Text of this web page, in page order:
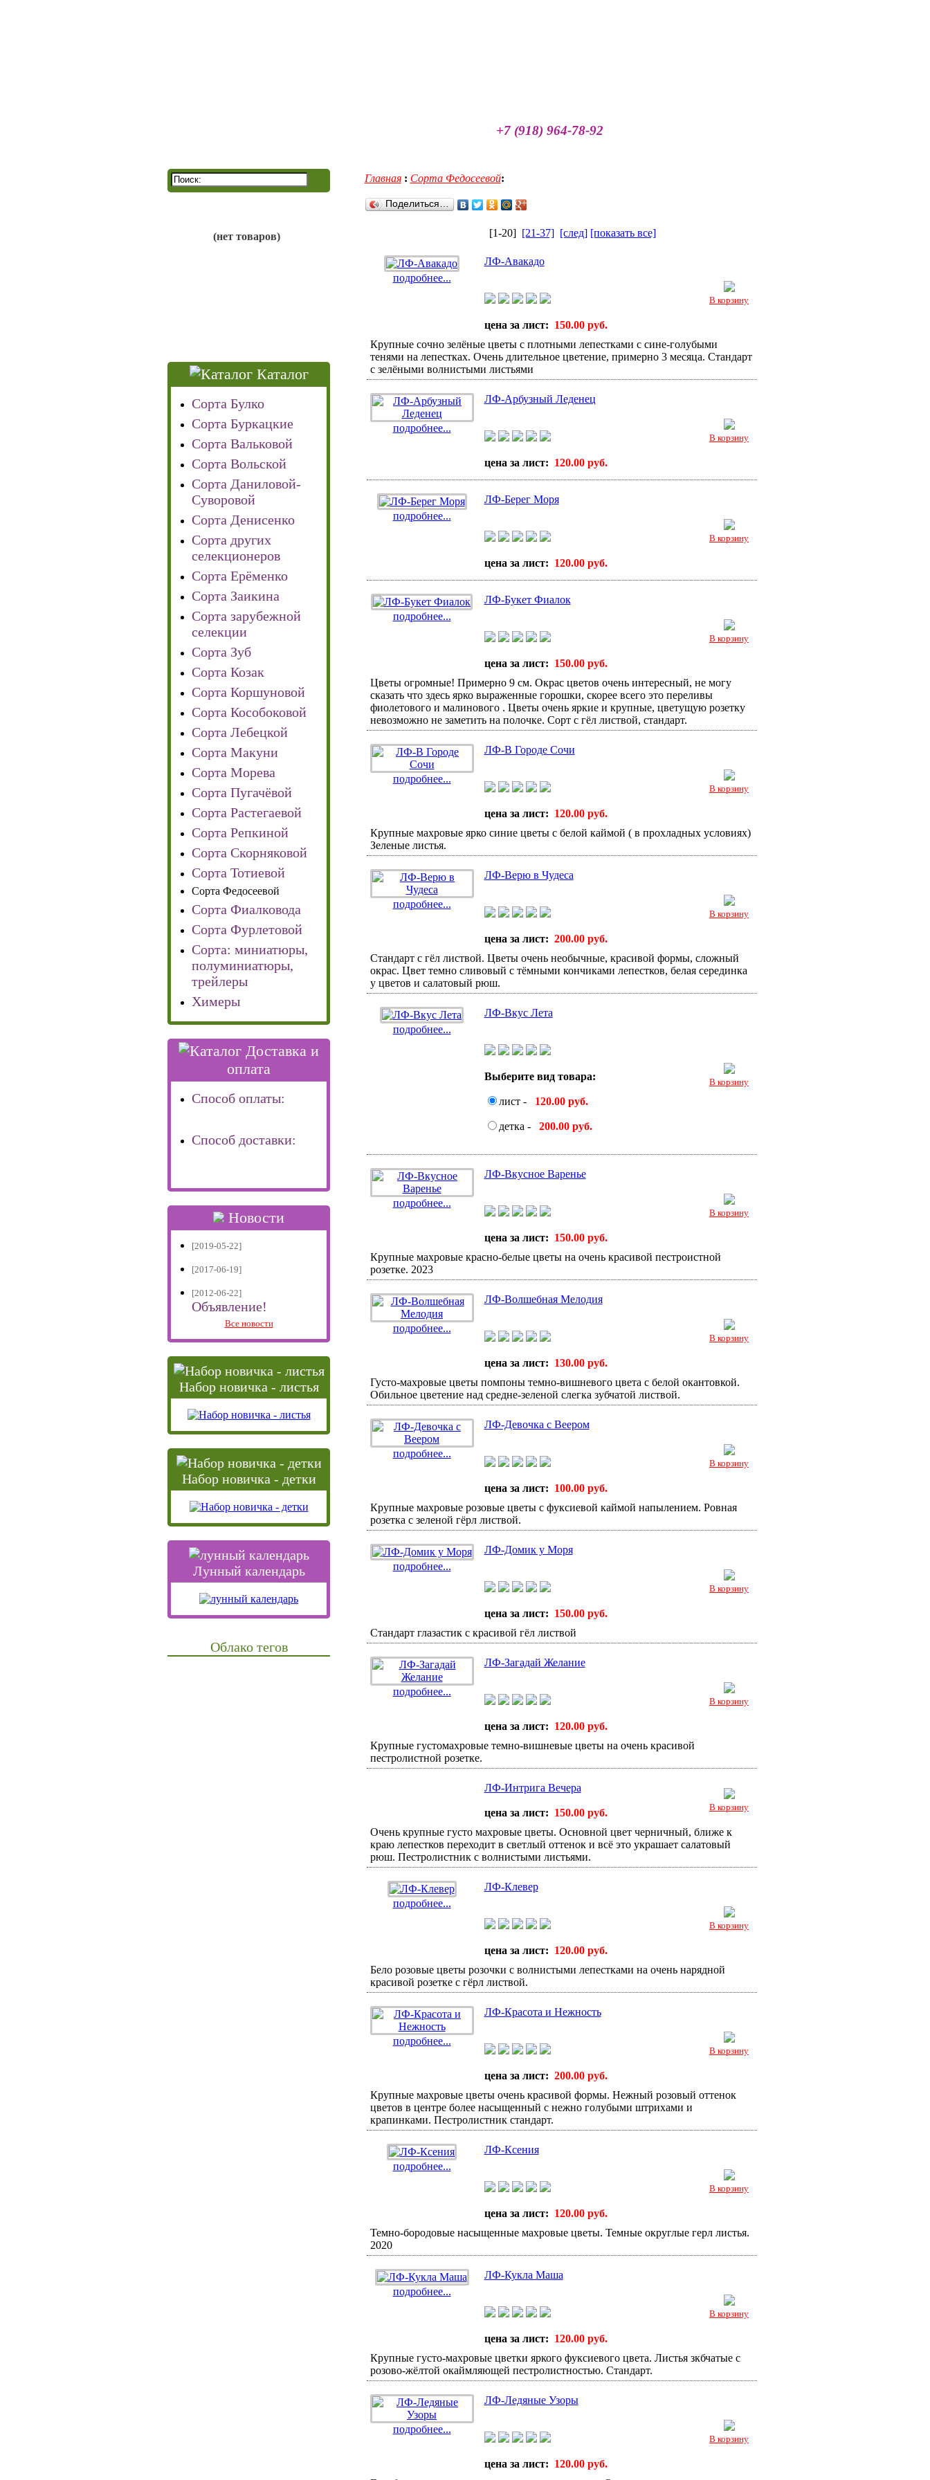
+7 (918) 964-78-92
(нет товаров)
Каталог
Сорта Булко
Сорта Буркацкие
Сорта Вальковой
Сорта Вольской
Сорта Даниловой-
Суворовой
Сорта Денисенко
Сорта других
селекционеров
Сорта Ерёменко
Сорта Заикина
Сорта зарубежной
селекции
Сорта Зуб
Сорта Козак
Сорта Коршуновой
Сорта Кособоковой
Сорта Лебецкой
Сорта Макуни
Сорта Морева
Сорта Пугачёвой
Сорта Растегаевой
Сорта Репкиной
Сорта Скорняковой
Сорта Тотиевой
Сорта Федосеевой
Сорта Фиалковода
Сорта Фурлетовой
Сорта: миниатюры,
полуминиатюры,
трейлеры
Химеры
Доставка и
оплата
Способ оплаты:
Способ доставки:
Новости
[2019-05-22]
[2017-06-19]
[2012-06-22]
Объявление!
Все новости
Набор новичка - листья
Набор новичка - детки
Лунный календарь
Облако тегов
Главная: Сорта Федосеевой:
Поделиться…
[1-20] [21-37] [след] [показать все]
подробнее...
ЛФ-Авакадо
цена за лист: 150.00 руб.
В корзину
Крупные сочно зелёные цветы с плотными лепестками с сине-голубыми
тенями на лепестках. Очень длительное цветение, примерно 3 месяца. Стандарт
с зелёными волнистыми листьями
подробнее...
ЛФ-Арбузный Леденец
цена за лист: 120.00 руб.
В корзину
подробнее...
ЛФ-Берег Моря
цена за лист: 120.00 руб.
В корзину
подробнее...
ЛФ-Букет Фиалок
цена за лист: 150.00 руб.
В корзину
Цветы огромные! Примерно 9 см. Окрас цветов очень интересный, не могу
сказать что здесь ярко выраженные горошки, скорее всего это переливы
фиолетового и малинового . Цветы очень яркие и крупные, цветущую розетку
невозможно не заметить на полочке. Сорт с гëл листвой, стандарт.
подробнее...
ЛФ-В Городе Сочи
цена за лист: 120.00 руб.
В корзину
Крупные махровые ярко синие цветы с белой каймой ( в прохладных условиях)
Зеленые листья.
подробнее...
ЛФ-Верю в Чудеса
цена за лист: 200.00 руб.
В корзину
Стандарт с гёл листвой. Цветы очень необычные, красивой формы, сложный
окрас. Цвет темно сливовый с тёмными кончиками лепестков, белая серединка
у цветов и салатовый рюш.
подробнее...
ЛФ-Вкус Лета
Выберите вид товара:
лист - 120.00 руб.
детка - 200.00 руб.
В корзину
подробнее...
ЛФ-Вкусное Варенье
цена за лист: 150.00 руб.
В корзину
Крупные махровые красно-белые цветы на очень красивой пестроистной
розетке. 2023
подробнее...
ЛФ-Волшебная Мелодия
цена за лист: 130.00 руб.
В корзину
Густо-махровые цветы помпоны темно-вишневого цвета с белой окантовкой.
Обильное цветение над средне-зеленой слегка зубчатой листвой.
подробнее...
ЛФ-Девочка с Веером
цена за лист: 100.00 руб.
В корзину
Крупные махровые розовые цветы с фуксиевой каймой напылением. Ровная
розетка с зеленой гёрл листвой.
подробнее...
ЛФ-Домик у Моря
цена за лист: 150.00 руб.
В корзину
Стандарт глазастик с красивой гëл листвой
подробнее...
ЛФ-Загадай Желание
цена за лист: 120.00 руб.
В корзину
Крупные густомахровые темно-вишневые цветы на очень красивой
пестролистной розетке.
ЛФ-Интрига Вечера
цена за лист: 150.00 руб. В корзину
Очень крупные густо махровые цветы. Основной цвет черничный, ближе к
краю лепестков переходит в светлый оттенок и всё это украшает салатовый
рюш. Пестролистник с волнистыми листьями.
подробнее...
ЛФ-Клевер
цена за лист: 120.00 руб.
В корзину
Бело розовые цветы розочки с волнистыми лепестками на очень нарядной
красивой розетке с гёрл листвой.
подробнее...
ЛФ-Красота и Нежность
цена за лист: 200.00 руб.
В корзину
Крупные махровые цветы очень красивой формы. Нежный розовый оттенок
цветов в центре более насыщенный с нежно голубыми штрихами и
крапинками. Пестролистник стандарт.
подробнее...
ЛФ-Ксения
цена за лист: 120.00 руб.
В корзину
Темно-бородовые насыщенные махровые цветы. Темные округлые герл листья.
2020
подробнее...
ЛФ-Кукла Маша
цена за лист: 120.00 руб.
В корзину
Крупные густо-махровые цветки яркого фуксиевого цвета. Листья зкбчатые с
розово-жёлтой окаймляющей пестролистностью. Стандарт.
подробнее...
ЛФ-Ледяные Узоры
цена за лист: 120.00 руб.
В корзину